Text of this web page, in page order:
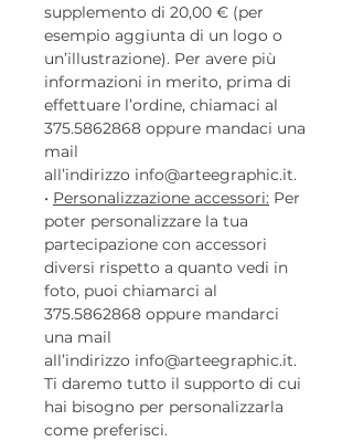
supplemento di 20,00 € (per
esempio aggiunta di un logo o
un’illustrazione). Per avere più
informazioni in merito, prima di
effettuare l’ordine, chiamaci al
375.5862868 oppure mandaci una
mail
all’indirizzo info@arteegraphic.it.
• Personalizzazione accessori: Per
poter personalizzare la tua
partecipazione con accessori
diversi rispetto a quanto vedi in
foto, puoi chiamarci al
375.5862868 oppure mandarci
una mail
all’indirizzo info@arteegraphic.it.
Ti daremo tutto il supporto di cui
hai bisogno per personalizzarla
come preferisci.